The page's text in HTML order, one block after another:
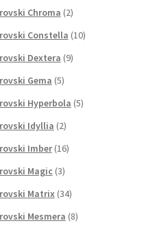
Chroma (2)
Constella (10)
Dextera (9)
Gema (5)
Hyperbola (5)
Idyllia (2)
Imber (16)
Magic (3)
Matrix (34)
Mesmera (8)